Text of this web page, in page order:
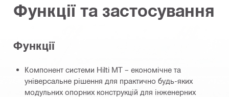
Функції та застосування
Функції
Компонент системи Hilti MT – економічне та
універсальне рішення для практично будь-яких
модульних опорних конструкцій для інженерних